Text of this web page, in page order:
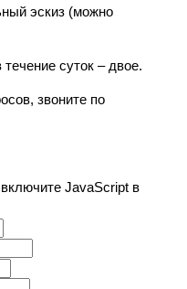
эскиз (можно
суток – двое.
звоните по
JavaScript в